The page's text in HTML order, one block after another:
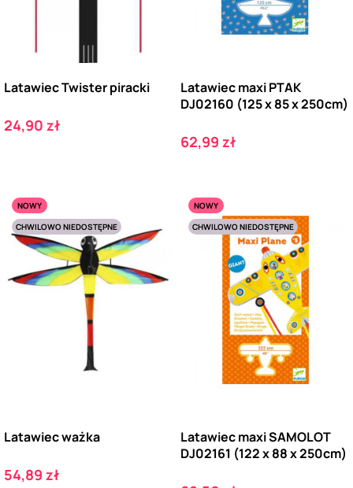
Latawiec Twister piracki
Cena
24,90 zł
Latawiec maxi PTAK
DJ02160 (125 x 85 x 250cm)
Cena
62,99 zł
NOWY
CHWILOWO NIEDOSTĘPNE
Latawiec ważka
Cena
54,89 zł
NOWY
CHWILOWO NIEDOSTĘPNE
Latawiec maxi SAMOLOT
DJ02161 (122 x 88 x 250cm)